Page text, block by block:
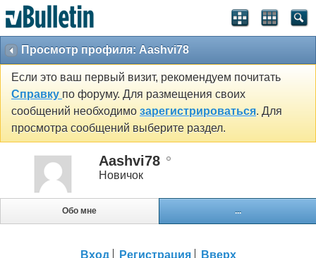
Просмотр профиля: Aashvi78
Если это ваш первый визит, рекомендуем почитать
Справку по форуму. Для размещения своих
сообщений необходимо зарегистрироваться. Для
просмотра сообщений выберите раздел.
Aashvi78
Новичок
Обо мне ...
Вход Регистрация Вверх